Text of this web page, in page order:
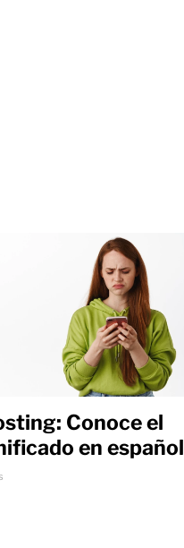
Conoce el
en español